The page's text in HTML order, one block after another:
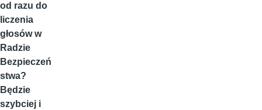
od razu do
liczenia
głosów w
Radzie
Bezpieczeń
stwa?
Będzie
szybciej i